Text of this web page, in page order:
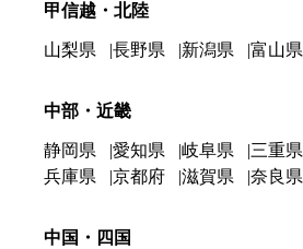
甲信越・北陸
山梨県 長野県 新潟県 富山県
中部・近畿
静岡県 愛知県 岐阜県 三重県
兵庫県
京都府 滋賀県 奈良県
中国・四国